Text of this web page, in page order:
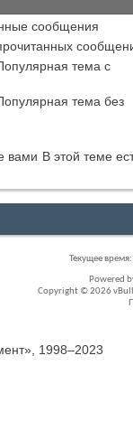
сообщения
тема с
тема без
В этой теме
Текущее время:
Powered
Copyright © 2026
1998–2023